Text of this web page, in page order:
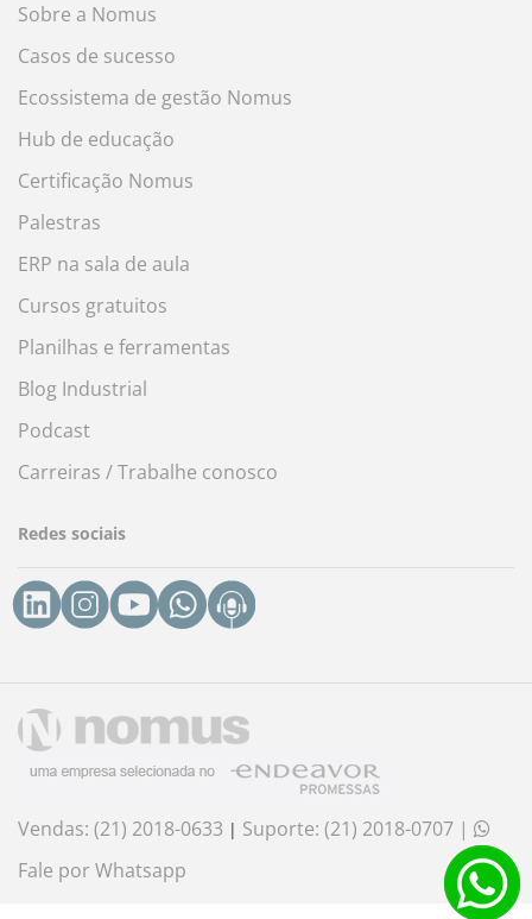
Sobre a Nomus
Casos de sucesso
Ecossistema de gestão Nomus
Hub de educação
Certificação Nomus
Palestras
ERP na sala de aula
Cursos gratuitos
Planilhas e ferramentas
Blog Industrial
Podcast
Carreiras / Trabalhe conosco
Redes sociais
Vendas: (21) 2018-0633 | Suporte: (21) 2018-0707 |
Fale por Whatsapp